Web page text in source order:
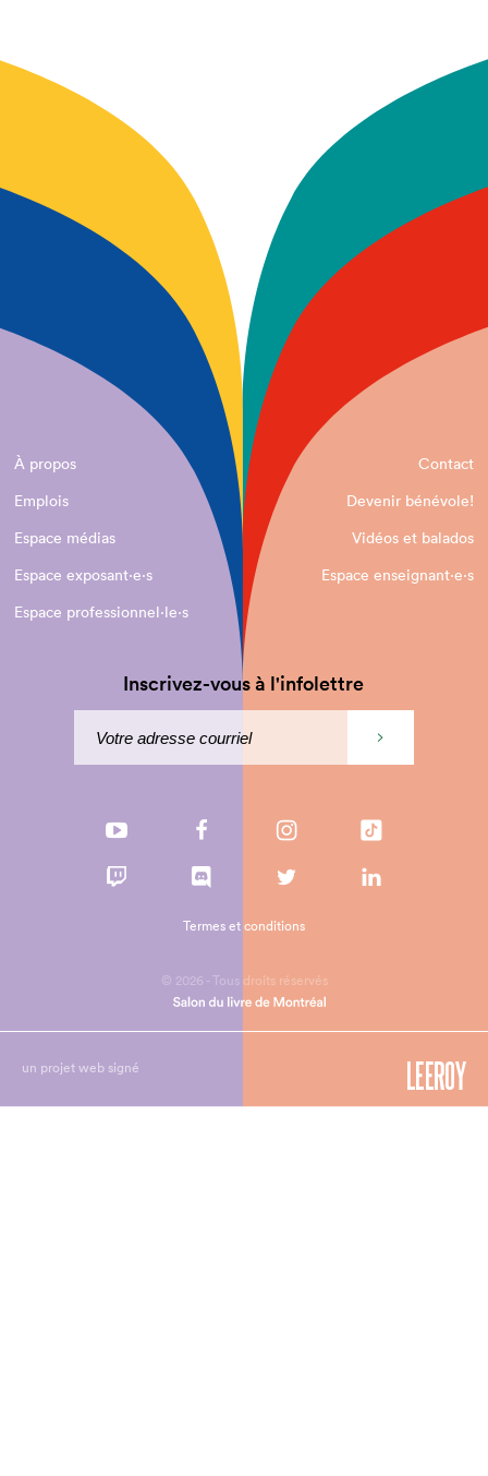
À propos
Contact
Emplois
Devenir bénévole!
Espace médias
Vidéos et balados
Espace exposant·e⋅s
Espace enseignant·e⋅s
Espace professionnel·le⋅s
Inscrivez-vous à l'infolettre
© 2026 - Tous droits réservés
Termes et conditions
un projet web signé